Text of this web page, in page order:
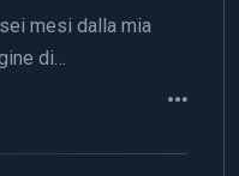
mesi dalla mia
di…